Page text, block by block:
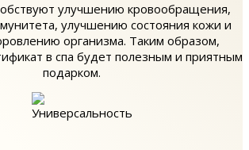
улучшению кровообращения,
улучшению состояния кожи и
организма. Таким образом,
в спа будет полезным и приятным
подарком.